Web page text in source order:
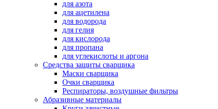
для азота
для ацетилена
для водорода
для гелия
для кислорода
для пропана
для углекислоты и аргона
Средства защиты сварщика
Маски сварщика
Очки сварщика
Респираторы, воздушные фильтры
Абразивные материалы